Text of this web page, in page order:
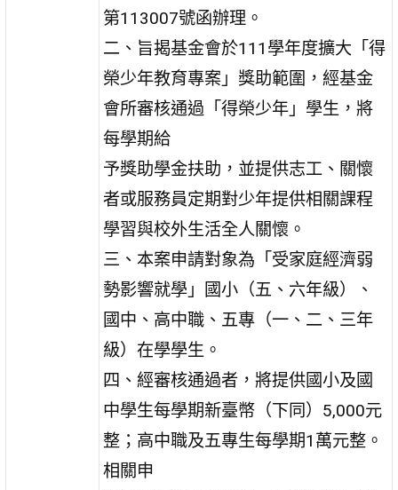
第113007號函辦理。
二、旨揭基金會於111學年度擴大「得
榮少年教育專案」獎助範圍，經基金
會所審核通過「得榮少年」學生，將
每學期給
予獎助學金扶助，並提供志工、關懷
者或服務員定期對少年提供相關課程
學習與校外生活全人關懷。
三、本案申請對象為「受家庭經濟弱
勢影響就學」國小（五、六年級）、
國中、高中職、五專（一、二、三年
級）在學學生。
四、經審核通過者，將提供國小及國
中學生每學期新臺幣（下同）5,000元
整；高中職及五專生每學期1萬元整。
相關申